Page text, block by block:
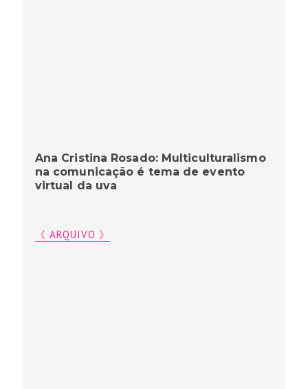
Ana Cristina Rosado: Multiculturalismo
na comunicação é tema de evento
virtual da uva
《 ARQUIVO 》